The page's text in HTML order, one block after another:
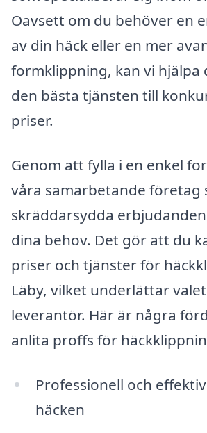
Oavsett om du behöver en
av din häck eller en mer
formklippning, kan vi hjälpa
den bästa tjänsten till
priser.
Genom att fylla i en enkel
våra samarbetande företag
skräddarsydda
dina behov. Det gör att du
priser och tjänster för
Läby, vilket underlättar
leverantör. Här är några
anlita proffs för
Professionell och
häcken